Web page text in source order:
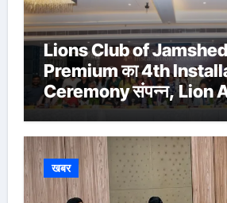
Lions Club of
Premium का 4th
Ceremony संपन्न, Lion
Ringasia ने संभाला अध्यक्ष
खबर